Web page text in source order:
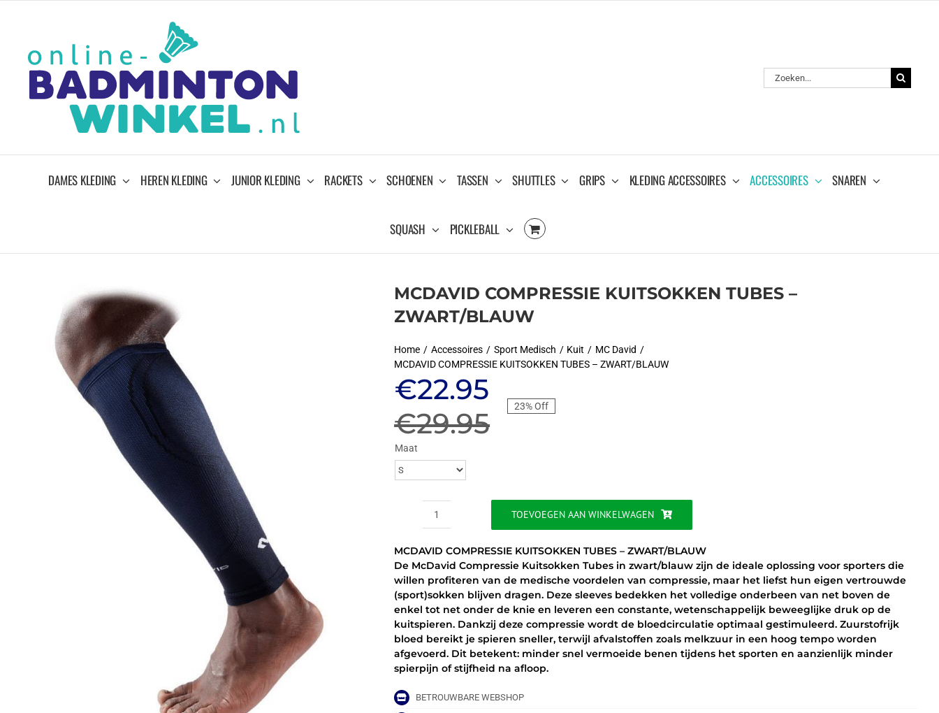
Zoeken
naar:
DAMES KLEDING HEREN KLEDING JUNIOR KLEDING RACKETS SCHOENEN TASSEN SHUTTLES GRIPS KLEDING ACCESSOIRES ACCESSOIRES SNAREN
SQUASH PICKLEBALL
MCDAVID COMPRESSIE KUITSOKKEN TUBES –
ZWART/BLAUW
Home Accessoires Sport Medisch Kuit
MC David
MCDAVID COMPRESSIE KUITSOKKEN TUBES – ZWART/BLAUW
€29.95
Oorspronkelijke
prijs
was:
€29.95.
€22.95
Huidige
prijs
is:
€22.95.
23% Off
Maat
MCDAVID
KUITSOKKEN
TUBES
-
ZWART/BLAUW
aantal
TOEVOEGEN AAN WINKELWAGEN
MCDAVID COMPRESSIE KUITSOKKEN TUBES – ZWART/BLAUW
De McDavid Compressie Kuitsokken Tubes in zwart/blauw zijn de ideale oplossing voor sporters die
willen profiteren van de medische voordelen van compressie, maar het liefst hun eigen vertrouwde
(sport)sokken blijven dragen. Deze sleeves bedekken het volledige onderbeen van net boven de
enkel tot net onder de knie en leveren een constante, wetenschappelijk beweeglijke druk op de
kuitspieren. Dankzij deze compressie wordt de bloedcirculatie optimaal gestimuleerd. Zuurstofrijk
bloed bereikt je spieren sneller, terwijl afvalstoffen zoals melkzuur in een hoog tempo worden
afgevoerd. Dit betekent: minder snel vermoeide benen tijdens het sporten en aanzienlijk minder
spierpijn of stijfheid na afloop.
BETROUWBARE WEBSHOP